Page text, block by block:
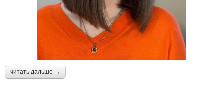
читать дальше →